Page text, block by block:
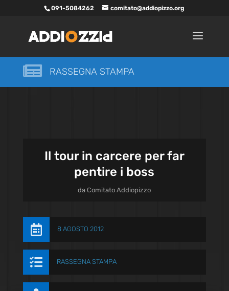
091-5084262 comitato@addiopizzo.org
 RASSEGNA STAMPA
Il tour in carcere per far
pentire i boss
daComitato Addiopizzo
 8 AGOSTO 2012
 RASSEGNA STAMPA